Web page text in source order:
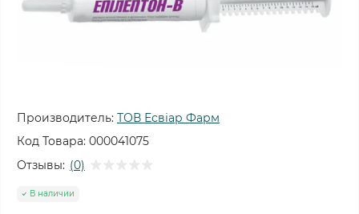
Производитель: ТОВ Есвіар Фарм
Код Товара: 000041075
Отзывы: (0)
В наличии